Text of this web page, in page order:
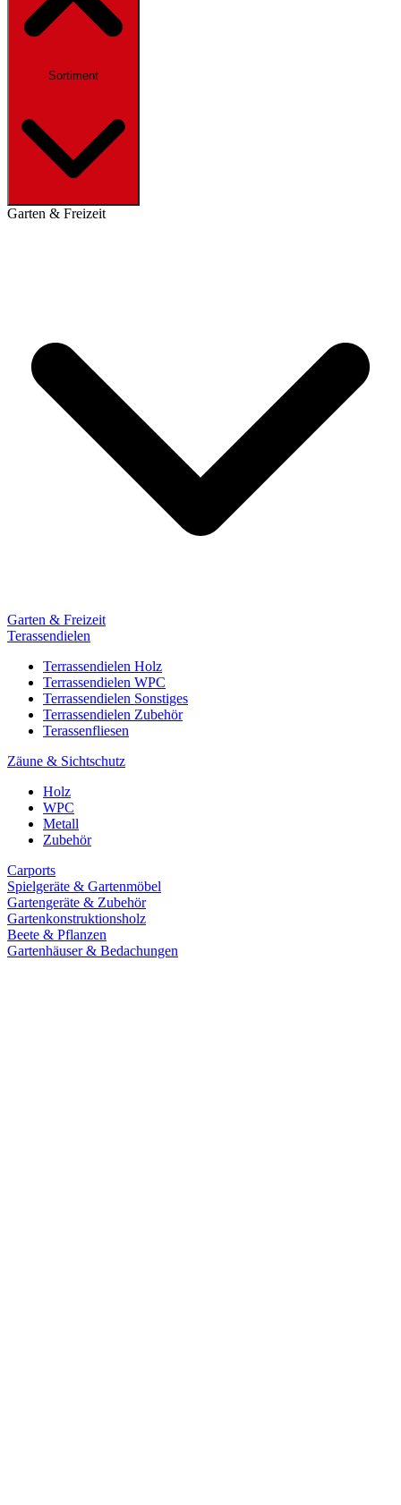
Sortiment
Garten & Freizeit
Garten & Freizeit
Terassendielen
Terrassendielen Holz
Terrassendielen WPC
Terrassendielen Sonstiges
Terrassendielen Zubehör
Terassenfliesen
Zäune & Sichtschutz
Holz
WPC
Metall
Zubehör
Carports
Spielgeräte & Gartenmöbel
Gartengeräte & Zubehör
Gartenkonstruktionsholz
Beete & Pflanzen
Gartenhäuser & Bedachungen